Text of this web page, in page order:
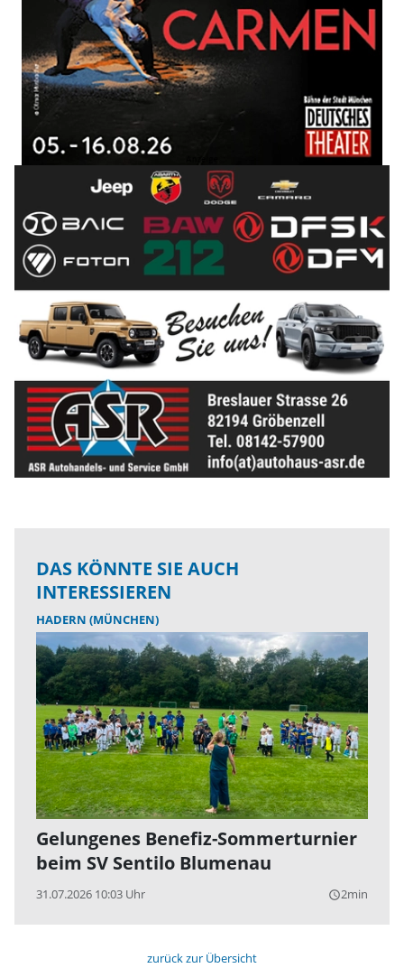
DAS KÖNNTE SIE AUCH
INTERESSIEREN
HADERN (MÜNCHEN)
Gelungenes Benefiz-Sommerturnier
beim SV Sentilo Blumenau
31.07.2026 10:03 Uhr query_builder2min
zurück zur Übersicht